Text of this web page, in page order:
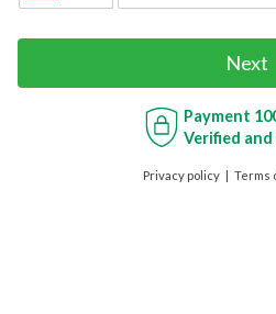
Next
Payment
Verified
Privacy policy Terms